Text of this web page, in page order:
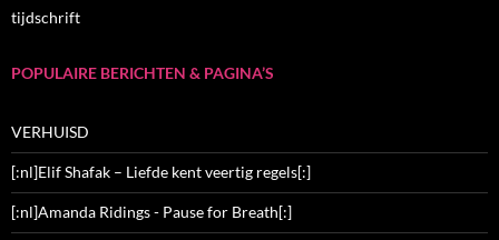
tijdschrift
POPULAIRE BERICHTEN & PAGINA’S
VERHUISD
[:nl]Elif Shafak – Liefde kent veertig regels[:]
[:nl]Amanda Ridings - Pause for Breath[:]